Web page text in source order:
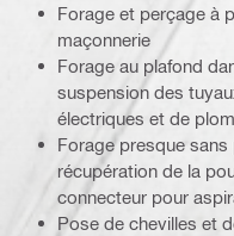
Forage et perçage à
maçonnerie
Forage au plafond
suspension des
électriques et de
Forage presque
récupération de la
connecteur pour
Pose de chevilles et